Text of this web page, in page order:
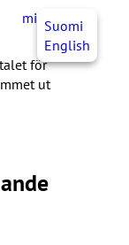
mittJHL SV
Suomi
English
för
ut